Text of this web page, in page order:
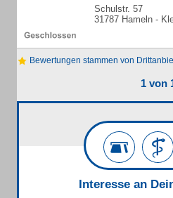
Schulstr. 57
31787 Hameln -
Bewertungen stammen von
1 von
Interesse an